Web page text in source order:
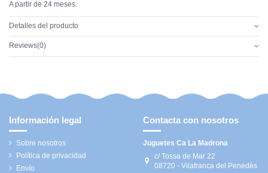
A partir de 24 meses.
Detalles del producto
Reviews(0)
Información legal
Sobre nosotros
Política de privacidad
Envío
Contacta con nosotros
Juguetes Ca La Madrona
c/ Tossa de Mar 22
08720 - Vilafranca del Penedès